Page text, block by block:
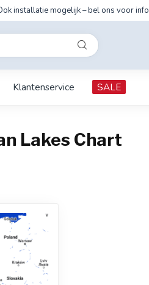
installatie mogelijk – bel ons voor info
Klantenservice SALE
Lakes Chart